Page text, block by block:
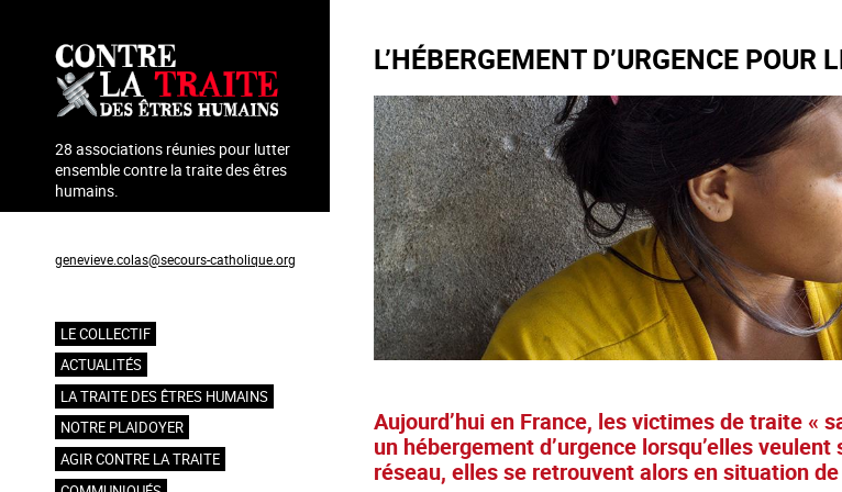
contenu
principal
28 associations réunies pour lutter
ensemble contre la traite des êtres
humains.
genevieve.colas@secours-catholique.org
Navigation
principale
LE COLLECTIF
ACTUALITÉS
LA TRAITE DES ÊTRES HUMAINS
NOTRE PLAIDOYER
AGIR CONTRE LA TRAITE
L’HÉBERGEMENT D’URGENCE
Aujourd’hui en France, les victimes de traite «
un hébergement d’urgence lorsqu’elles
réseau, elles se retrouvent alors en situation